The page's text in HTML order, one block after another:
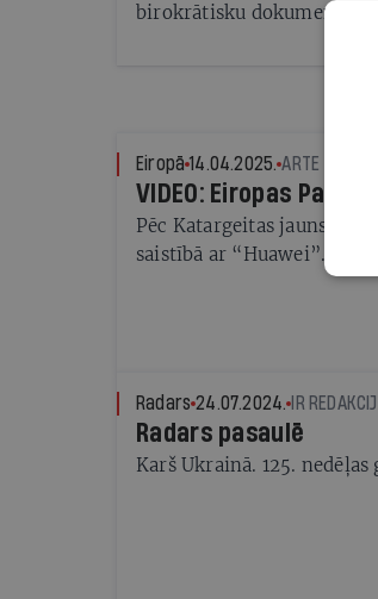
birokrātisku dokumentu
Eiropā 14.04.2025. ARTE
VIDEO: Eiropas
Pēc Katargeitas jauns
saistībā ar “Huawei”.
Radars 24.07.2024. IR
Radars pasaulē
Karš Ukrainā. 125.